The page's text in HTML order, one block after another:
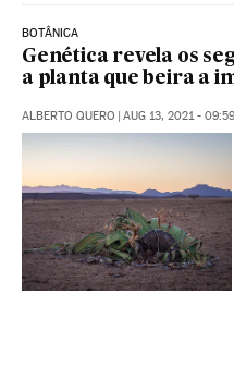
BOTÂNICA
Genética revela os
a planta que beira a
ALBERTO QUERO | AUG 13, 2021 - 09:59